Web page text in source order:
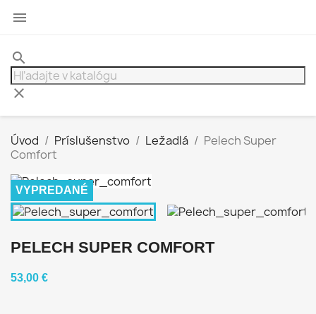

search
clear
Úvod Príslušenstvo Ležadlá
Pelech Super
Comfort
VYPREDANÉ
PELECH SUPER COMFORT
53,00 €